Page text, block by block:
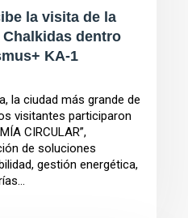
la visita de la
dentro
KA-1
la ciudad más grande de
visitantes participaron
CIRCULAR”,
de soluciones
gestión energética,